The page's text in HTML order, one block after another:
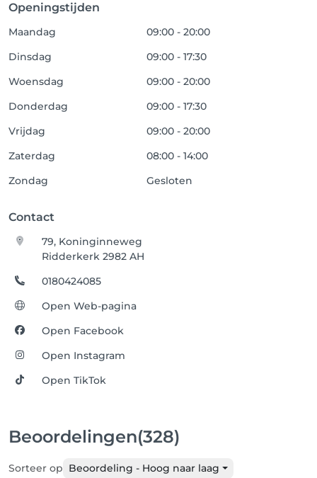
Openingstijden
Maandag
09:00 - 20:00
Dinsdag
09:00 - 17:30
Woensdag
09:00 - 20:00
Donderdag
09:00 - 17:30
Vrijdag
09:00 - 20:00
Zaterdag
08:00 - 14:00
Zondag
Gesloten
Contact
79, Koninginneweg
Ridderkerk 2982 AH
0180424085
Open Web-pagina
Open Facebook
Open Instagram
Open TikTok
Beoordelingen(328)
Sorteer op Beoordeling - Hoog naar laag